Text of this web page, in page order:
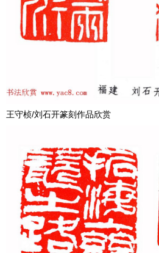
王守桢/刘石开篆刻作品欣赏